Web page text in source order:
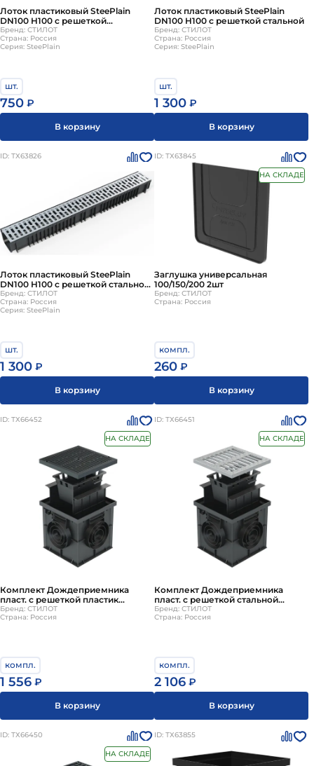
Лоток пластиковый SteePlain
DN100 H100 с решеткой
пластиковой
Бренд: СТИЛОТ
Страна: Россия
Серия: SteePlain
шт.
750 ₽
В корзину
Лоток пластиковый SteePlain
DN100 H100 с решеткой стальной
Бренд: СТИЛОТ
Страна: Россия
Серия: SteePlain
шт.
1 300 ₽
В корзину
ID: ТХ63826
Лоток пластиковый SteePlain
DN100 H100 с решеткой стальной
тип 1
Бренд: СТИЛОТ
Страна: Россия
Серия: SteePlain
шт.
1 300 ₽
В корзину
ID: ТХ63845
НА СКЛАДЕ
Заглушка универсальная
100/150/200 2шт
Бренд: СТИЛОТ
Страна: Россия
компл.
260 ₽
В корзину
ID: ТХ66452
НА СКЛАДЕ
Комплект Дождеприемника
пласт. с решеткой пластик
черный SteeStart 300х300 с
корзиной и перегородкой
Бренд: СТИЛОТ
Страна: Россия
компл.
1 556 ₽
В корзину
ID: ТХ66451
НА СКЛАДЕ
Комплект Дождеприемника
пласт. с решеткой стальной
штамп SteeStart 300х300 с
корзиной и перегородкой
Бренд: СТИЛОТ
Страна: Россия
компл.
2 106 ₽
В корзину
ID: ТХ66450
НА СКЛАДЕ
ID: ТХ63855